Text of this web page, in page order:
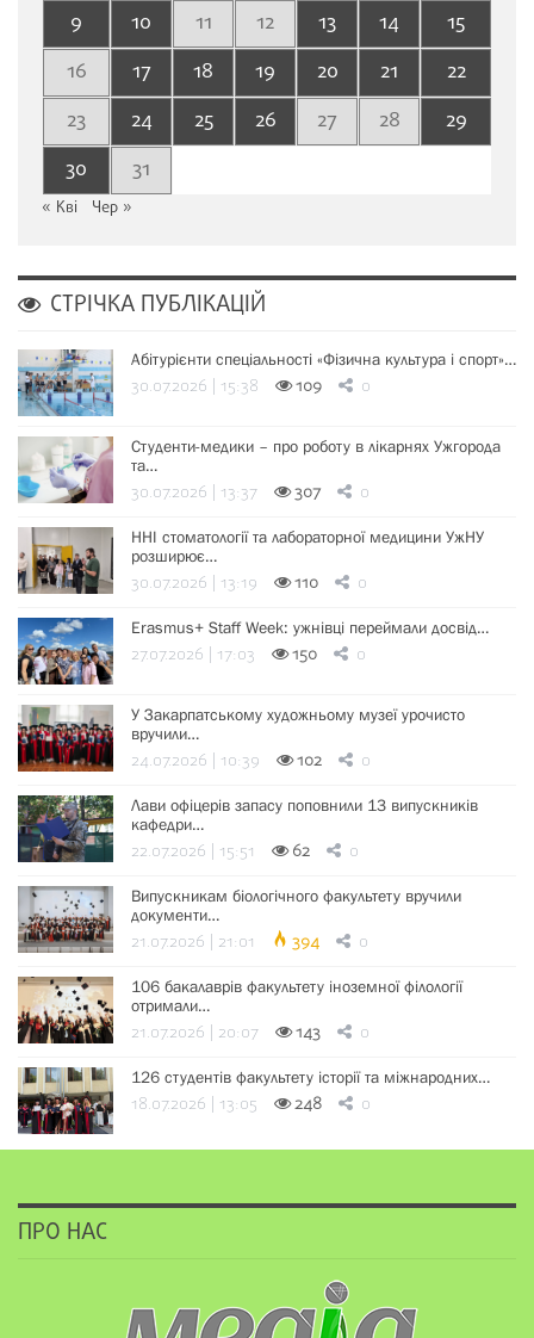
9
10 11 12 13 14
15
16
17 18 19 20 21
22
23
24 25 26 27 28
29
30
31
« Кві Чер »
СТРІЧКА ПУБЛІКАЦІЙ
Абітурієнти спеціальності «Фізична культура і спорт»…
30.07.2026 | 15:38 109 0
Студенти-медики – про роботу в лікарнях Ужгорода
та…
30.07.2026 | 13:37 307 0
ННІ стоматології та лабораторної медицини УжНУ
розширює…
30.07.2026 | 13:19 110 0
Erasmus+ Staff Week: ужнівці переймали досвід…
27.07.2026 | 17:03 150 0
У Закарпатському художньому музеї урочисто
вручили…
24.07.2026 | 10:39 102 0
Лави офіцерів запасу поповнили 13 випускників
кафедри…
22.07.2026 | 15:51 62 0
Випускникам біологічного факультету вручили
документи…
21.07.2026 | 21:01 394 0
106 бакалаврів факультету іноземної філології
отримали…
21.07.2026 | 20:07 143 0
126 студентів факультету історії та міжнародних…
18.07.2026 | 13:05 248 0
ПРО НАС